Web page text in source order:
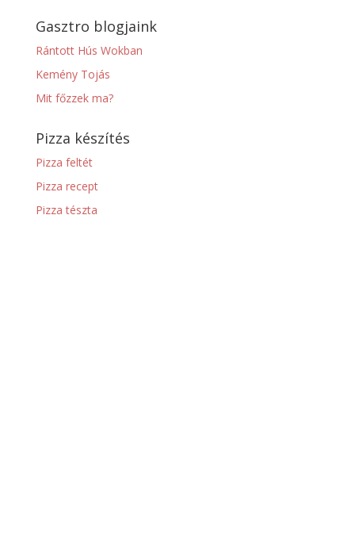
Gasztro blogjaink
Rántott Hús Wokban
Kemény Tojás
Mit főzzek ma?
Pizza készítés
Pizza feltét
Pizza recept
Pizza tészta